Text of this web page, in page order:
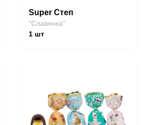
Super Степ
"Славянка"
1шт